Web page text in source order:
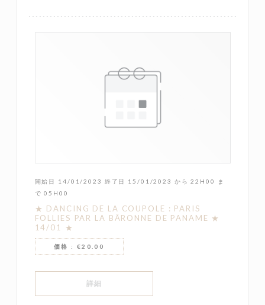
開始日 14/01/2023 終了日 15/01/2023 から 22H00 ま
で 05H00
★ DANCING DE LA COUPOLE : PARIS
FOLLIES PAR LA BÂRONNE DE PANAME ★
14/01 ★
価格 : €20.00
詳細